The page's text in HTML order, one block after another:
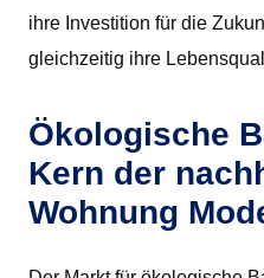
ihre Investition für die
gleichzeitig ihre
Ökologische
Kern der
Wohnung